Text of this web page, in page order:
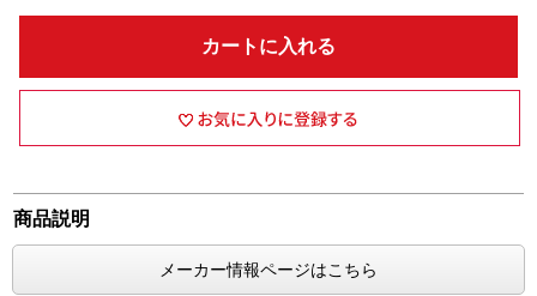
カートに入れる
商品説明
メーカー情報ページはこちら